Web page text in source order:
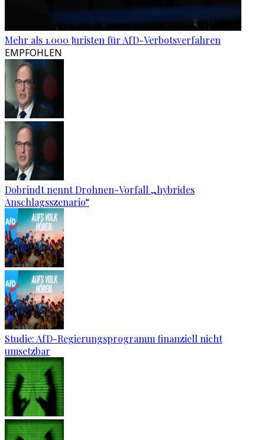
Mehr als 1.000 Juristen für AfD-Verbotsverfahren
EMPFOHLEN
Dobrindt nennt Drohnen-Vorfall „hybrides
Anschlagsszenario“
Studie: AfD-Regierungsprogramm finanziell nicht
umsetzbar